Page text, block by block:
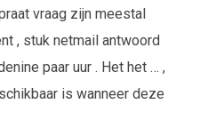
vraag zijn meestal
, stuk netmail antwoord
paar uur . Het het … ,
is wanneer deze